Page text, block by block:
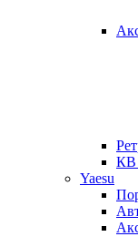
КВ
Yaesu